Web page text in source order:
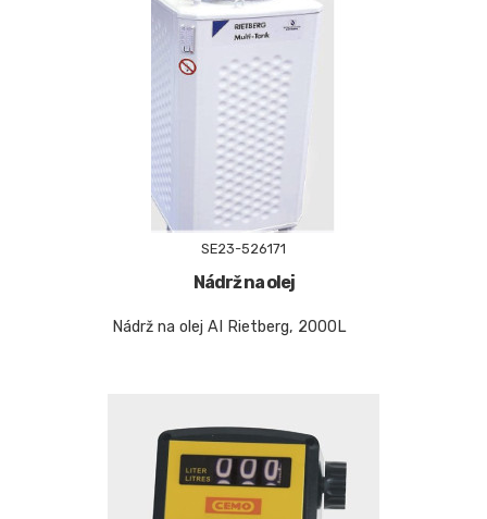
SE23-526171
Nádrž na olej
Nádrž na olej AI Rietberg, 2000L